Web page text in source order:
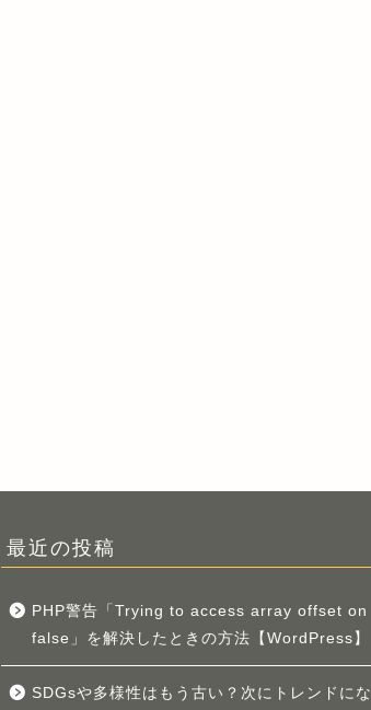
最近の投稿
PHP警告「Trying to access array offset on
false」を解決したときの方法【WordPress】
SDGsや多様性はもう古い？次にトレンドにな